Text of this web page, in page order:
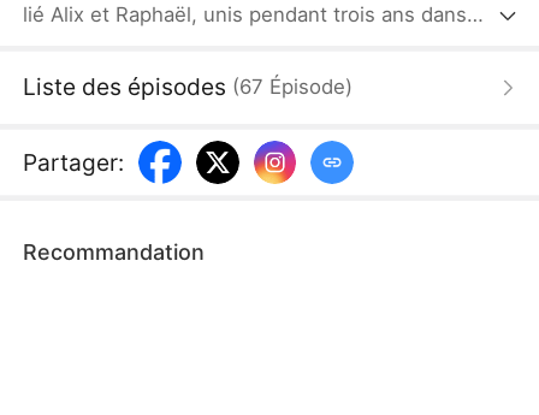
lié Alix et Raphaël, unis pendant trois ans dans
Seule sa fille a survécu. À nouveau face à elle,
Raphaël cherche dans sa mémoire. Cette femme...
plus qu'une obsession : la reconquérir, coûte que
coûte.
Liste des épisodes (67 Épisode)
Partager:
Recommandation